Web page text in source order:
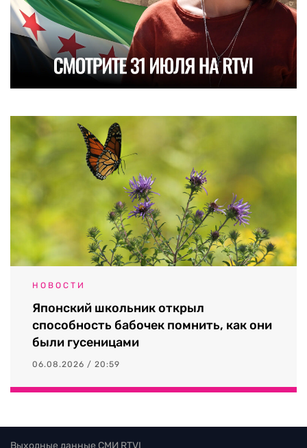
НОВОСТИ
Японский школьник открыл
способность бабочек помнить, как они
были гусеницами
06.08.2026 / 20:59
Выходные данные СМИ RTVI